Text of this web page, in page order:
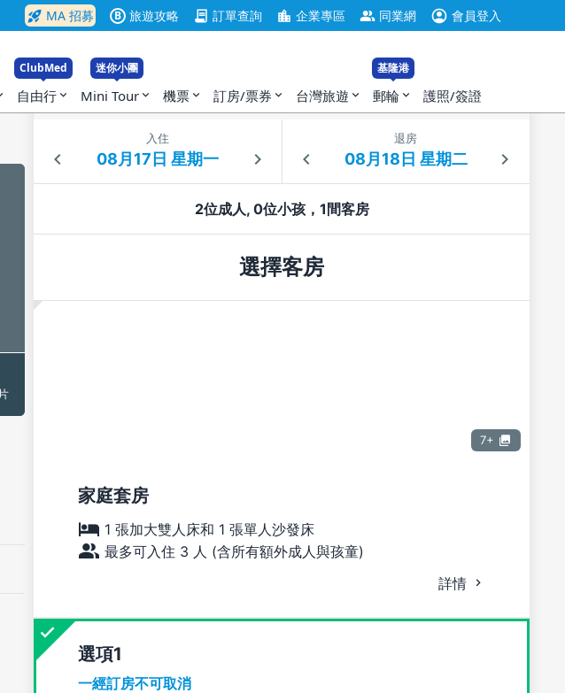
rocket_launch MA 招募 B 旅遊攻略 contract 訂單查詢 location_city 企業專區 group 同業網 account_circle 會員登入
ClubMed
自由行 expand_more
迷你小團
Mini Tour expand_more 機票 expand_more 訂房/票券 expand_more 台灣旅遊 expand_more
基隆港
郵輪 expand_more 護照/簽證
入住 退房
2位成人, 0位小孩，1間客房
選擇客房
7+
家庭套房
1 張加大雙人床和 1 張單人沙發床
最多可入住 3 人 (含所有額外成人與孩童)
詳情
選項
一經訂房不可取消